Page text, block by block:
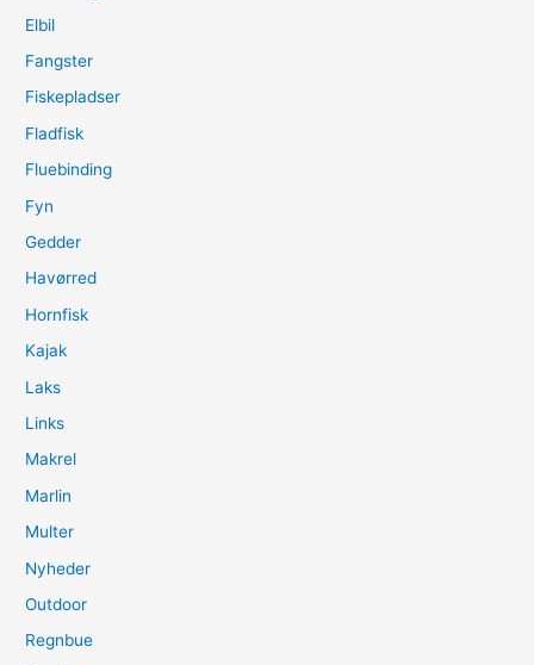
Elbil
Fangster
Fiskepladser
Fladfisk
Fluebinding
Fyn
Gedder
Havørred
Hornfisk
Kajak
Laks
Links
Makrel
Marlin
Multer
Nyheder
Outdoor
Regnbue